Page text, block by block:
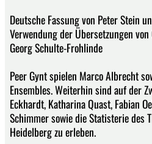
Deutsche Fassung von Peter Stein
Verwendung der Übersetzungen
Georg Schulte-Frohlinde
Peer Gynt spielen Marco Albrecht
Ensembles. Weiterhin sind auf der
Eckhardt, Katharina Quast, Fabian
Schimmer sowie die Statisterie des
Heidelberg zu erleben.